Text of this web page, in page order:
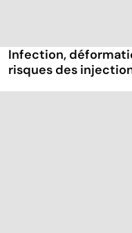
Infection,
risques des